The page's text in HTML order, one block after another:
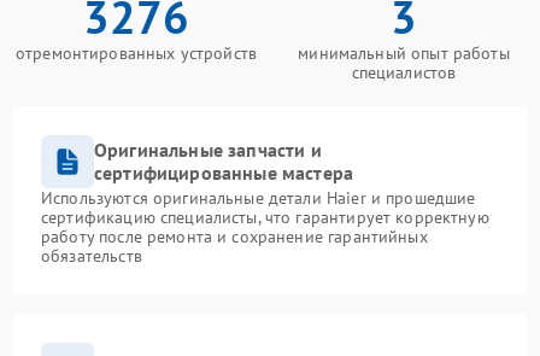
3276
отремонтированных устройств
3
минимальный опыт работы
специалистов
Оригинальные запчасти и
сертифицированные мастера
Используются оригинальные детали Haier и прошедшие
сертификацию специалисты, что гарантирует корректную
работу после ремонта и сохранение гарантийных
обязательств